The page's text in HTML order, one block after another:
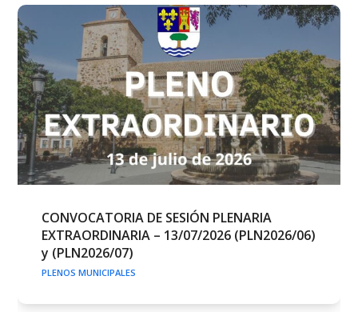
CONVOCATORIA DE SESIÓN PLENARIA
EXTRAORDINARIA – 13/07/2026 (PLN2026/06)
y (PLN2026/07)
PLENOS MUNICIPALES